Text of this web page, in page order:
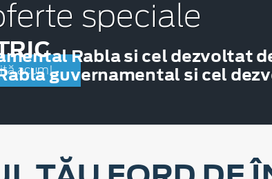
Rabla si cel dezvoltat
guvernamental si cel
speciale
acum!